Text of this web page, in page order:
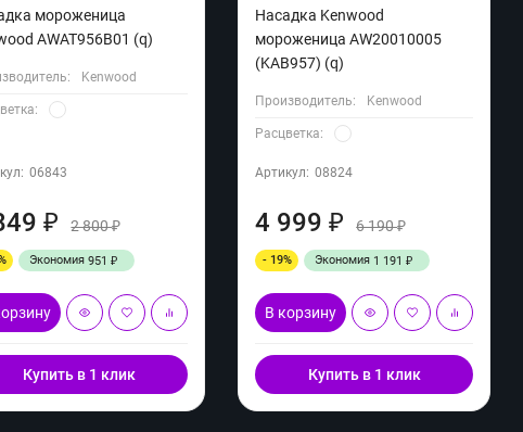
мороженица
AWAT956В01 (q)
Kenwood
06843
₽ 2 800₽
Экономия951₽
Купить в 1 клик
Насадка Kenwood
мороженица AW20010005
(KAB957) (q)
Производитель: Kenwood
Расцветка:
Артикул: 08824
4 999₽ 6 190₽
- 19% Экономия 1 191₽
В корзину
Купить в 1 клик